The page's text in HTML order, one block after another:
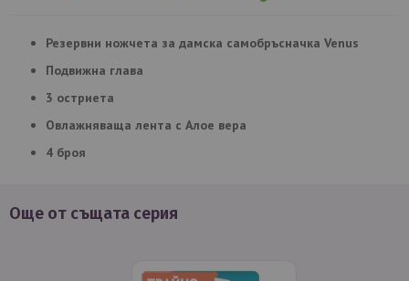
Резервни ножчета за дамска самобръсначка Venus
Подвижна глава
3 остриета
Овлажняваща лента с Алое вера
4 броя
Още от същата серия